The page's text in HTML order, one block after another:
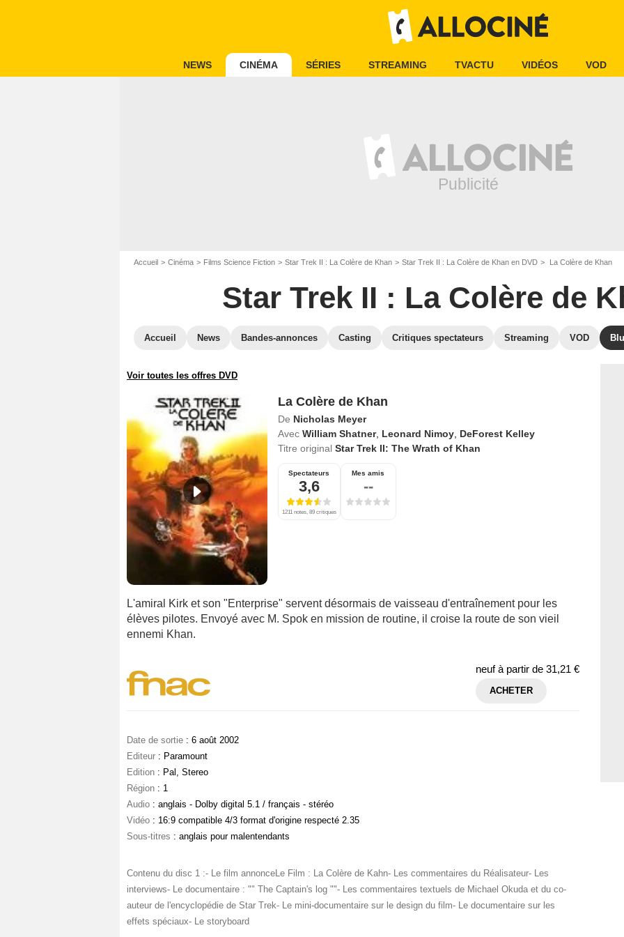
NEWS CINÉMA SÉRIES STREAMING TVACTU VIDÉOS VOD
Accueil Cinéma Films Science Fiction Star Trek II : La Colère de Khan Star Trek II : La Colère de Khan en DVD La Colère de Khan
Star Trek II : La Colère de
Accueil News Bandes-annonces Casting Critiques spectateurs Streaming VOD
Voir toutes les offres DVD
La Colère de Khan
De Nicholas Meyer
Avec William Shatner, Leonard Nimoy, DeForest Kelley
Titre original Star Trek II: The Wrath of Khan
Spectateurs
3,6
1211 notes, 89 critiques
Mes amis
--
L'amiral Kirk et son "Enterprise" servent désormais de vaisseau d'entraînement pour les
élèves pilotes. Envoyé avec M. Spok en mission de routine, il croise la route de son vieil
ennemi Khan.
neuf à partir de 31,21 €
ACHETER
Date de sortie : 6 août 2002
Editeur : Paramount
Edition : Pal, Stereo
Région : 1
Audio : anglais - Dolby digital 5.1 / français - stéréo
Vidéo : 16:9 compatible 4/3 format d'origine respecté 2.35
Sous-titres : anglais pour malentendants
Contenu du disc 1 :- Le film annonceLe Film : La Colère de Kahn- Les commentaires du Réalisateur- Les
interviews- Le documentaire : "" The Captain's log ""- Les commentaires textuels de Michael Okuda et du co-
auteur de l'encyclopédie de Star Trek- Le mini-documentaire sur le design du film- Le documentaire sur les
effets spéciaux- Le storyboard